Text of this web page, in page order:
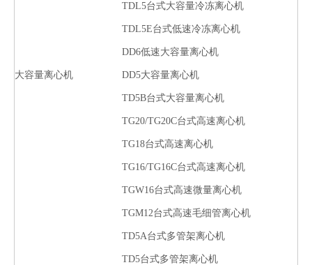
TDL5台式大容量冷冻离心机
TDL5E台式低速冷冻离心机
大容量离心机
DD6低速大容量离心机
DD5大容量离心机
TD5B台式大容量离心机
TG20/TG20C台式高速离心机
TG18台式高速离心机
TG16/TG16C台式高速离心机
TGW16台式高速微量离心机
TGM12台式高速毛细管离心机
TD5A台式多管架离心机
TD5台式多管架离心机